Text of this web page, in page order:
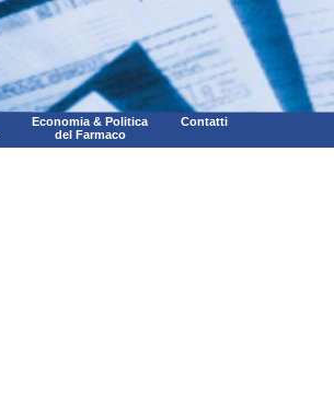
Economia & Politica
del Farmaco
Contatti